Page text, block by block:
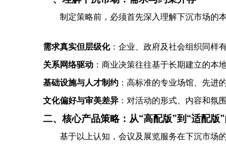
制定策略前，必须首先深入理解下沉市场的
需求真实但层级化：企业、政府及社会组织同样
关系网络驱动 ：商业决策往往基于长期建立的本
基础设施与人才制约 ：高标准的专业场馆、先进
文化偏好与审美差异 ：对活动的形式、内容和氛
二、核心产品策略：从“高配版”到“适配版
基于以上认知，会议及展览服务在下沉市场